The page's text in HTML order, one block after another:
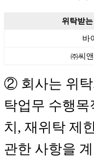
위탁받
바
㈜씨
② 회사는 위탁
탁업무 수행
치, 재위탁 제
관한 사항을